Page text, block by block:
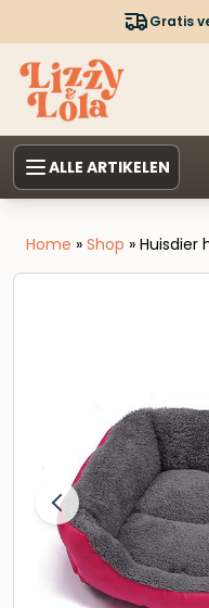
Gratis
ALLE ARTIKELEN
Home » Shop » Huisdier